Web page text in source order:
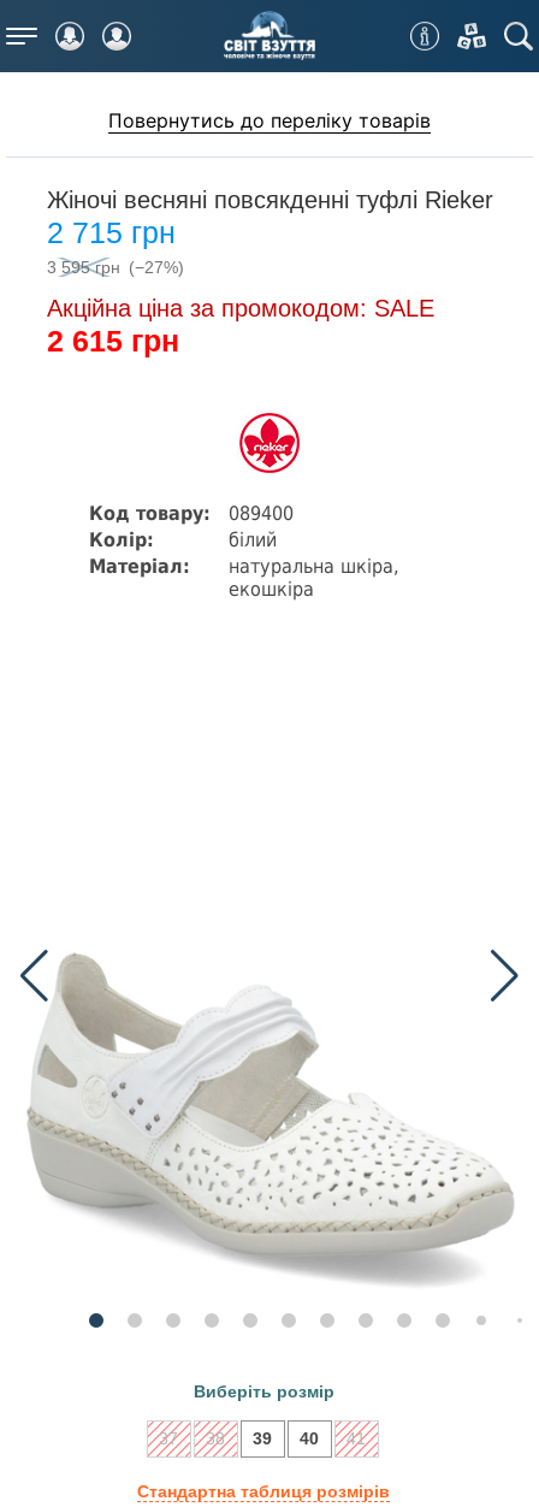
Меню
Повернутись до переліку товарів
Жіночі весняні повсякденні туфлі Rieker
2 715 грн
3 595 грн (−27%)
Акційна ціна за промокодом: SALE
2 615 грн
Код товару:
089400
Колір:
білий
Матеріал:
натуральна шкіра,
екошкіра
Виберіть розмір
37 38 39 40 41
Стандартна таблиця розмірів